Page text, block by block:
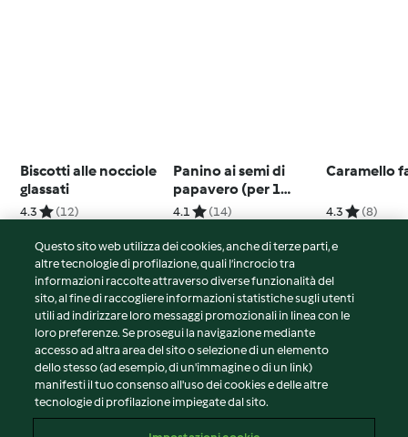
Biscotti alle nocciole
glassati
4.3 (12)
Panino ai semi di
papavero (per 1
persona)
4.1 (14)
Caramello
4.3 (8)
© Copyright 2026
Termini del servizio
Informativa sulla privacy
Avvertenze generali
Note legali
Questo sito web utilizza dei cookies, anche di terze parti, e
altre tecnologie di profilazione, quali l’incrocio tra
informazioni raccolte attraverso diverse funzionalità del
sito, al fine di raccogliere informazioni statistiche sugli utenti
utili ad indirizzare loro messaggi promozionali in linea con le
loro preferenze. Se prosegui la navigazione mediante
accesso ad altra area del sito o selezione di un elemento
dello stesso (ad esempio, di un'immagine o di un link)
manifesti il tuo consenso all'uso dei cookies e delle altre
tecnologie di profilazione impiegate dal sito.